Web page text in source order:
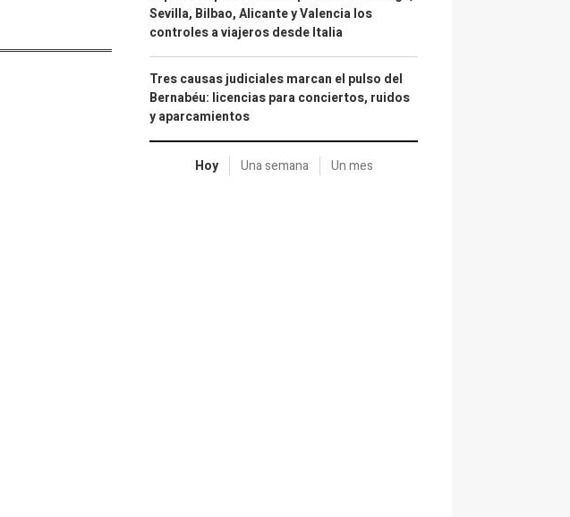
Sevilla, Bilbao, Alicante y Valencia los
controles a viajeros desde Italia
Tres causas judiciales marcan el pulso del
Bernabéu: licencias para conciertos, ruidos
y aparcamientos
Hoy Una semana Un mes